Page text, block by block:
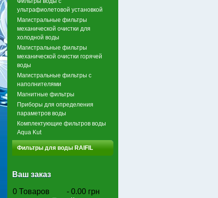
ультрафиолетовой установкой
Магистральные фильтры
механической очистки для
холодной воды
Магистральные фильтры
механической очистки горячей
воды
Магистральные фильтры с
наполнителями
Магнитные фильтры
Приборы для определения
параметров воды
Комплектующие фильтров воды
Aqua Kut
Фильтры для воды RAIFIL
Ваш заказ
0 Товаров - 0.00 грн